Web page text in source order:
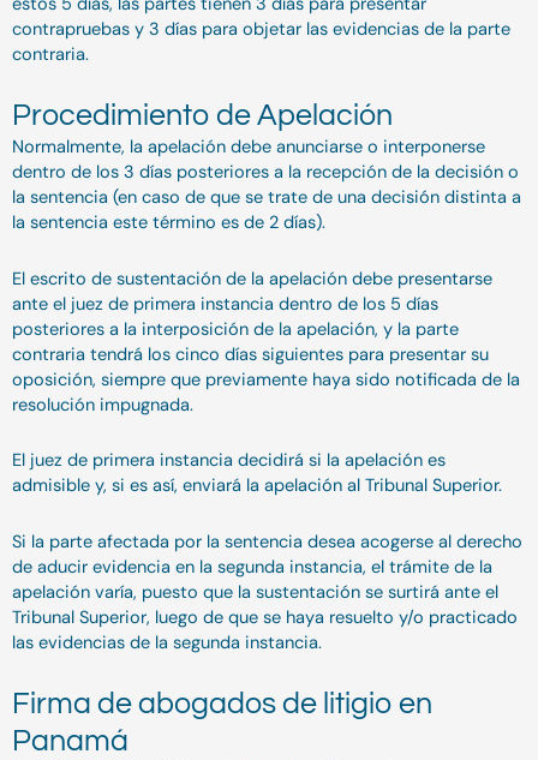
contrapruebas y 3 días para objetar las evidencias de la parte
contraria.
Procedimiento de Apelación
Normalmente, la apelación debe anunciarse o interponerse
dentro de los 3 días posteriores a la recepción de la decisión o
la sentencia (en caso de que se trate de una decisión distinta a
la sentencia este término es de 2 días).
El escrito de sustentación de la apelación debe presentarse
ante el juez de primera instancia dentro de los 5 días
posteriores a la interposición de la apelación, y la parte
contraria tendrá los cinco días siguientes para presentar su
oposición, siempre que previamente haya sido notificada de la
resolución impugnada.
El juez de primera instancia decidirá si la apelación es
admisible y, si es así, enviará la apelación al Tribunal Superior.
Si la parte afectada por la sentencia desea acogerse al derecho
de aducir evidencia en la segunda instancia, el trámite de la
apelación varía, puesto que la sustentación se surtirá ante el
Tribunal Superior, luego de que se haya resuelto y/o practicado
las evidencias de la segunda instancia.
Firma de abogados de litigio en
Panamá